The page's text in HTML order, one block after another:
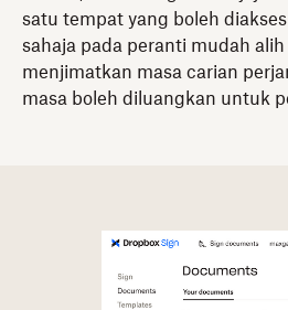
satu tempat yang boleh
sahaja pada peranti mudah alih
menjimatkan masa carian
masa boleh diluangkan untuk